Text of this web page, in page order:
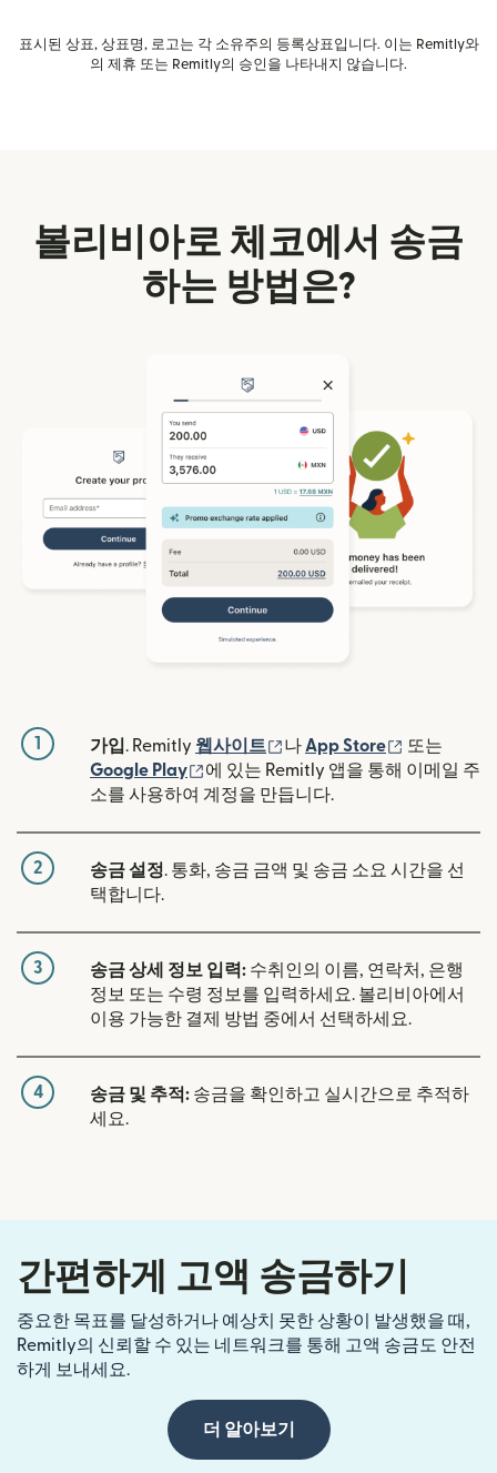
표시된 상표, 상표명, 로고는 각 소유주의 등록상표입니다. 이는 Remitly와
의 제휴 또는 Remitly의 승인을 나타내지 않습니다.
볼리비아로 체코에서 송금
하는 방법은?
1 가입. Remitly 웹사이트 (새 창에서 열림)
나 App Store (새 창에서
또는
Google Play
(새 창에서 열림)
에 있는 Remitly 앱을 통해 이메일 주
소를 사용하여 계정을 만듭니다.
2 송금 설정. 통화, 송금 금액 및 송금 소요 시간을 선
택합니다.
3 송금 상세 정보 입력: 수취인의 이름, 연락처, 은행
정보 또는 수령 정보를 입력하세요. 볼리비아에서
이용 가능한 결제 방법 중에서 선택하세요.
4 송금 및 추적: 송금을 확인하고 실시간으로 추적하
세요.
간편하게 고액 송금하기
중요한 목표를 달성하거나 예상치 못한 상황이 발생했을 때,
Remitly의 신뢰할 수 있는 네트워크를 통해 고액 송금도 안전
하게 보내세요.
더 알아보기